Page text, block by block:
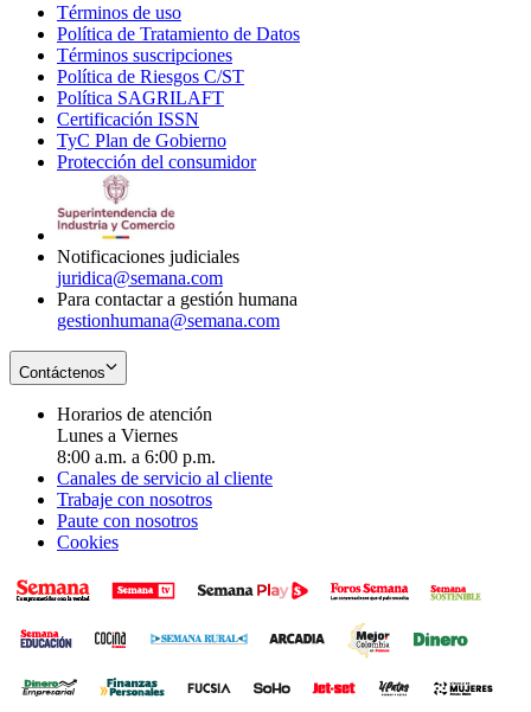
Términos de uso
in
new
window
Política de Tratamiento de Datos
Términos suscripciones
in
Política de Riesgos C/ST
Política SAGRILAFT
new
window
Certificación ISSN
in
new
TyC Plan de Gobierno
in
Protección del consumidorOpens
Notificaciones judiciales
juridica@semana.com
Para contactar a gestión humana
gestionhumana@semana.com
Contáctenos
Horarios de atención
Lunes a Viernes
8:00 a.m. a 6:00 p.m.
Canales de servicio al cliente
Trabaje con nosotros
Paute con nosotros
Cookies